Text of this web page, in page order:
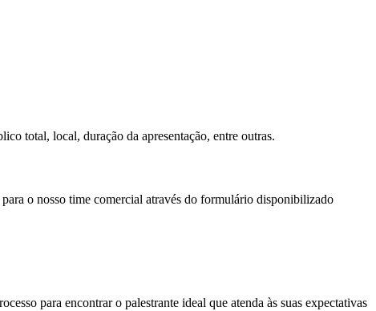
total, local, duração da apresentação, entre outras.
o nosso time comercial através do formulário disponibilizado
para encontrar o palestrante ideal que atenda às suas expectativas